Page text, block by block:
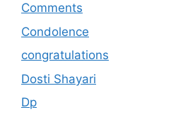
Comments
Condolence
congratulations
Dosti Shayari
Dp